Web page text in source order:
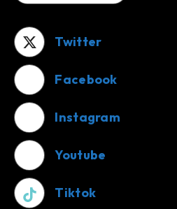
Twitter
Facebook
Instagram
Youtube
Tiktok